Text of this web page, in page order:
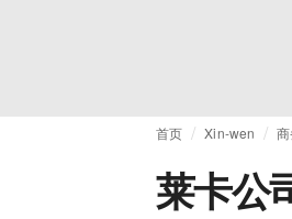
首页 Xin-wen
莱卡公